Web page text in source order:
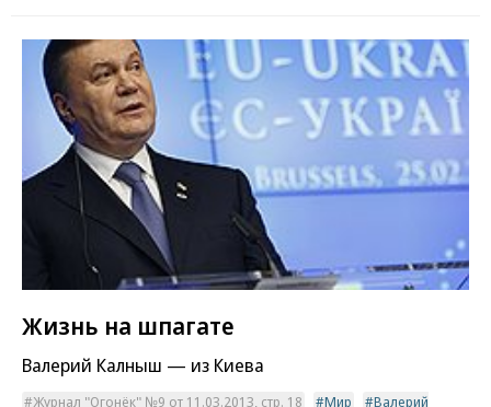
Жизнь на шпагате
Валерий Калныш — из Киева
Журнал "Огонёк" №9 от 11.03.2013, стр. 18 Мир
Валерий